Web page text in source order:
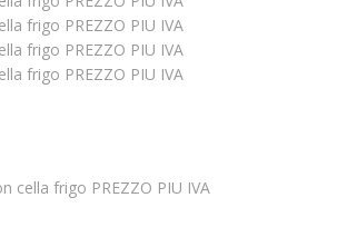
cella frigo PREZZO PIU IVA